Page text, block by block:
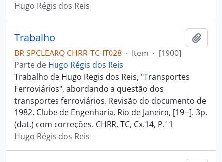
Hugo Régis dos Reis
Trabalho
BR SPCLEARQ CHRR-TC-IT028 · Item · [1900]
Parte de Hugo Régis dos Reis
Trabalho de Hugo Regis dos Reis, "Transportes
Ferroviários", abordando a questão dos
transportes ferroviários. Revisão do documento de
1982. Clube de Engenharia, Rio de Janeiro, [19--]. 3p.
(dat.) com correções. CHRR, TC, Cx.14, P.11
Hugo Régis dos Reis